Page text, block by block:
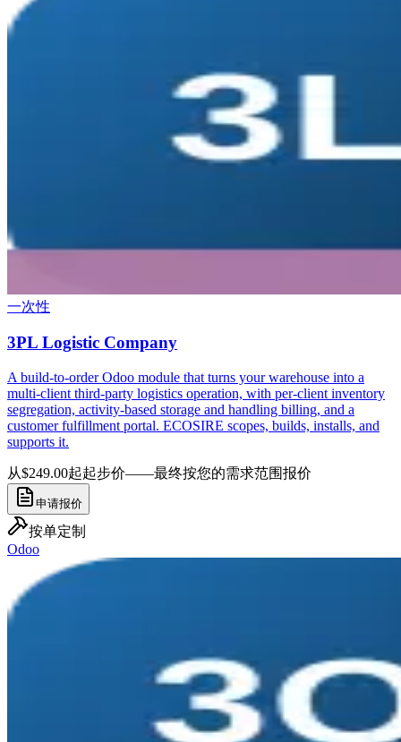
一次性
3PL Logistic Company
A build-to-order Odoo module that turns your warehouse into a
multi-client third-party logistics operation, with per-client inventory
segregation, activity-based storage and handling billing, and a
customer fulfillment portal. ECOSIRE scopes, builds, installs, and
supports it.
从$249.00起起步价——最终按您的需求范围报价
申请报价
按单定制
Odoo